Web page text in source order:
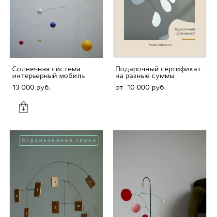
Солнечная система
интерьерный мобиль
13 000 pуб.
Подарочный сертификат
на разные суммы
от 10 000 pуб.
Ограниченная серия